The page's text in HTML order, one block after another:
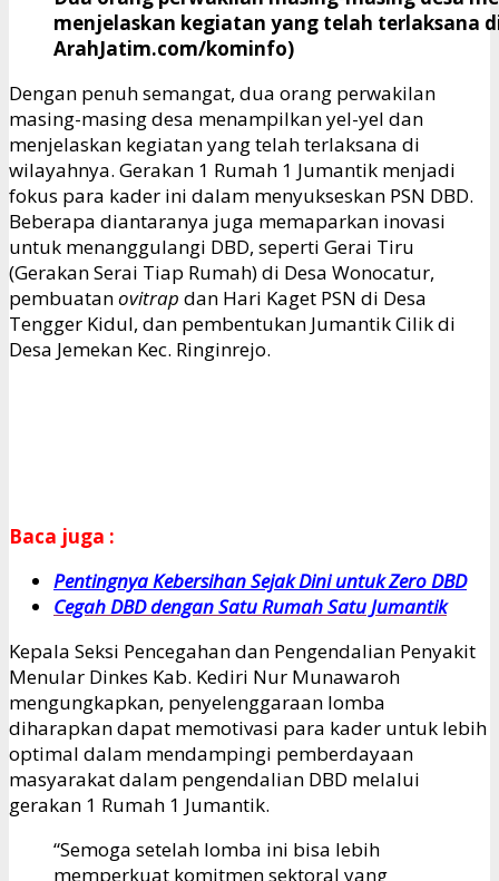
menjelaskan kegiatan yang telah terlaksana
ArahJatim.com/kominfo)
Dengan penuh semangat, dua orang perwakilan
masing-masing desa menampilkan yel-yel dan
menjelaskan kegiatan yang telah terlaksana di
wilayahnya. Gerakan 1 Rumah 1 Jumantik menjadi
fokus para kader ini dalam menyukseskan PSN DBD.
Beberapa diantaranya juga memaparkan inovasi
untuk menanggulangi DBD, seperti Gerai Tiru
(Gerakan Serai Tiap Rumah) di Desa Wonocatur,
pembuatanovitrap dan Hari Kaget PSN di Desa
Tengger Kidul, dan pembentukan Jumantik Cilik di
Desa Jemekan Kec. Ringinrejo.
Baca juga :
Pentingnya Kebersihan Sejak Dini untuk Zero DBD
Cegah DBD dengan Satu Rumah Satu Jumantik
Kepala Seksi Pencegahan dan Pengendalian Penyakit
Menular Dinkes Kab. Kediri Nur Munawaroh
mengungkapkan, penyelenggaraan lomba
diharapkan dapat memotivasi para kader untuk lebih
optimal dalam mendampingi pemberdayaan
masyarakat dalam pengendalian DBD melalui
gerakan 1 Rumah 1 Jumantik.
“Semoga setelah lomba ini bisa lebih
memperkuat komitmen sektoral yang